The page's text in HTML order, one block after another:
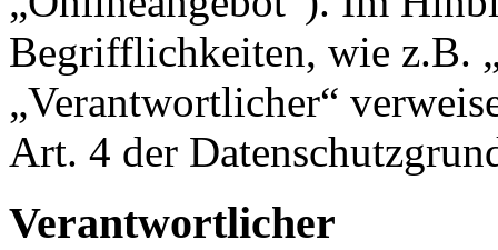
Begrifflichkeiten, wie z.B.
„Verantwortlicher“
Art. 4 der
Verantwortlicher